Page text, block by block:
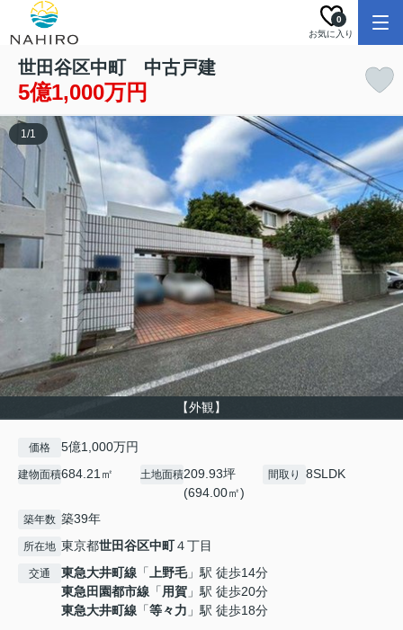
お気に入り
0
世田谷区中町 中古戸建
5億1,000万円
【外観】
1/1
価格 5億1,000万円
建物面積684.21㎡ 土地面積209.93坪
(694.00㎡)
間取り 8SLDK
築年数 築39年
所在地 東京都世田谷区中町４丁目
交通 東急大井町線 「上野毛」駅 徒歩14分
東急田園都市線 「用賀 」駅 徒歩20分
東急大井町線 「等々力 」駅 徒歩18分